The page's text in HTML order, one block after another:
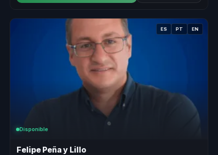
ES PT EN
Disponible
Felipe Peña y Lillo